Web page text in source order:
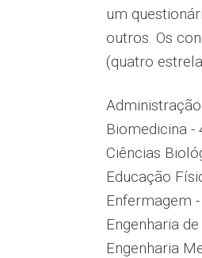
um
outros. Os
(quatro
Biomedicina -
Ciências
Educação
Enfermagem
Engenharia
Engenharia